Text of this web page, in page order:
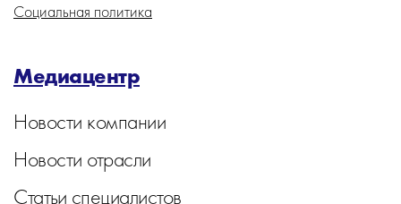
Социальная политика
Медиацентр
Новости компании
Новости отрасли
Статьи специалистов